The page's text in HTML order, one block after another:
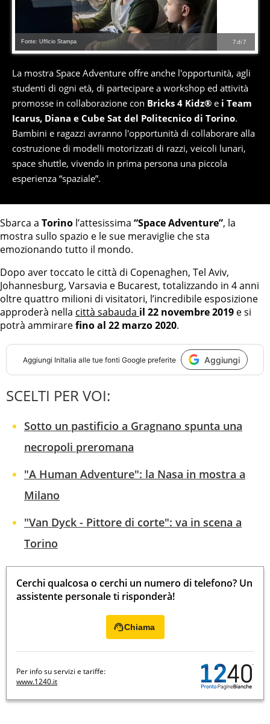
7di7
Fonte: Ufficio Stampa
La mostra Space Adventure offre anche l'opportunità, agli
studenti di ogni età, di partecipare a workshop ed attività
promosse in collaborazione con Bricks 4 Kidz® e i Team
Icarus, Diana e Cube Sat del Politecnico di Torino.
Bambini e ragazzi avranno l'opportunità di collaborare alla
costruzione di modelli motorizzati di razzi, veicoli lunari,
space shuttle, vivendo in prima persona una piccola
esperienza “spaziale”.
Sbarca a Torino l’attesissima “Space Adventure”, la
mostra sullo spazio e le sue meraviglie che sta
emozionando tutto il mondo.
Dopo aver toccato le città di Copenaghen, Tel Aviv,
Johannesburg, Varsavia e Bucarest, totalizzando in 4 anni
oltre quattro milioni di visitatori, l’incredibile esposizione
approderà nella città sabauda il 22 novembre 2019 e si
potrà ammirarefino al 22 marzo 2020.
Aggiungi InItalia alle tue fonti Google preferite Aggiungi
SCELTI PER VOI:
Sotto un pastificio a Gragnano spunta una
necropoli preromana
"A Human Adventure": la Nasa in mostra a
Milano
"Van Dyck - Pittore di corte": va in scena a
Torino
Cerchi qualcosa o cerchi un numero di telefono? Un
assistente personale ti risponderà!
Chiama
Per info su servizi e tariffe:
www.1240.it